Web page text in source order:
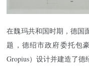
在魏玛共和国时期，德国
题，德绍市政府委托包
Gropius）设计并建造了德